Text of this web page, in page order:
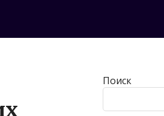
Поиск